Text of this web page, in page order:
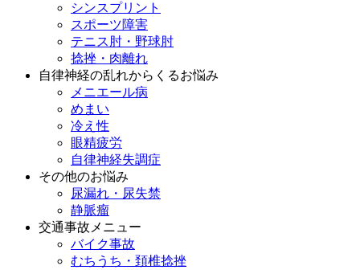
シンスプリント
スポーツ障害
テニス肘・野球肘
捻挫・肉離れ
自律神経の乱れからくるお悩み
メニエール病
めまい
冷え性
眼精疲労
自律神経失調症
その他のお悩み
尿漏れ・尿失禁
静脈瘤
交通事故メニュー
バイク事故
むちうち・頚椎捻挫